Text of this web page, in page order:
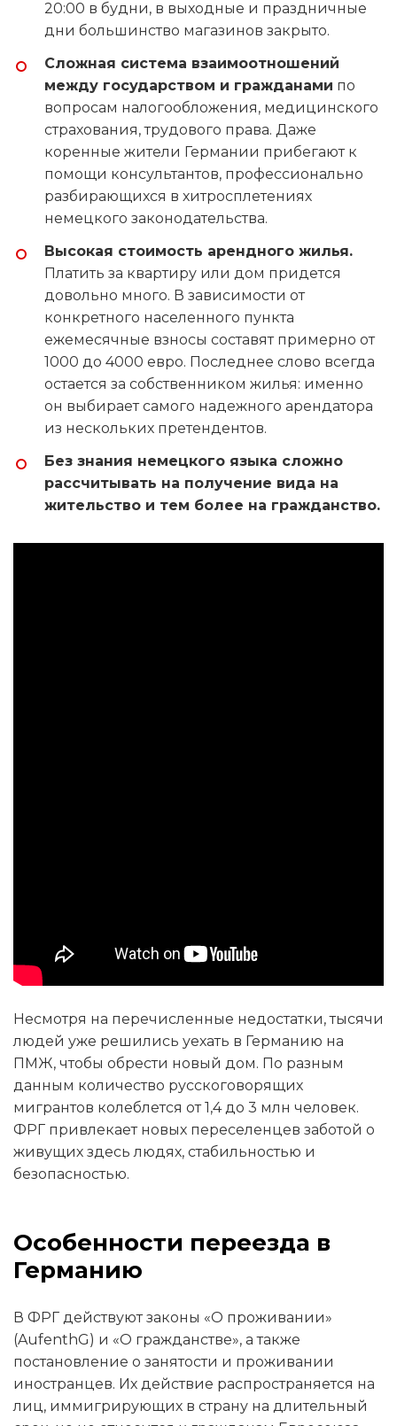
20:00 в будни, в выходные и праздничные
дни большинство магазинов закрыто.
Сложная система взаимоотношений
между государством и гражданами по
вопросам налогообложения, медицинского
страхования, трудового права. Даже
коренные жители Германии прибегают к
помощи консультантов, профессионально
разбирающихся в хитросплетениях
немецкого законодательства.
Высокая стоимость арендного жилья.
Платить за квартиру или дом придется
довольно много. В зависимости от
конкретного населенного пункта
ежемесячные взносы составят примерно от
1000 до 4000 евро. Последнее слово всегда
остается за собственником жилья: именно
он выбирает самого надежного арендатора
из нескольких претендентов.
Без знания немецкого языка сложно
рассчитывать на получение вида на
жительство и тем более на гражданство.
Несмотря на перечисленные недостатки, тысячи
людей уже решились уехать в Германию на
ПМЖ, чтобы обрести новый дом. По разным
данным количество русскоговорящих
мигрантов колеблется от 1,4 до 3 млн человек.
ФРГ привлекает новых переселенцев заботой о
живущих здесь людях, стабильностью и
безопасностью.
Особенности переезда в
Германию
В ФРГ действуют законы «О проживании»
(AufenthG) и «О гражданстве», а также
постановление о занятости и проживании
иностранцев. Их действие распространяется на
лиц, иммигрирующих в страну на длительный